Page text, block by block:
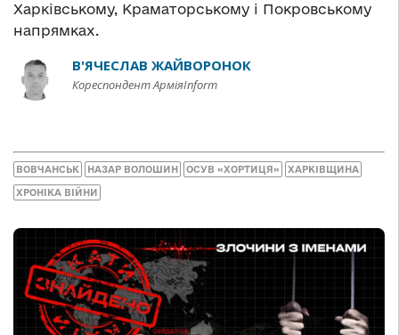
Харківському, Краматорському і Покровському
напрямках.
В'ЯЧЕСЛАВ ЖАЙВОРОНОК
Кореспондент АрміяInform
ВОВЧАНСЬК НАЗАР ВОЛОШИН ОСУВ «ХОРТИЦЯ» ХАРКІВЩИНА
ХРОНІКА ВІЙНИ